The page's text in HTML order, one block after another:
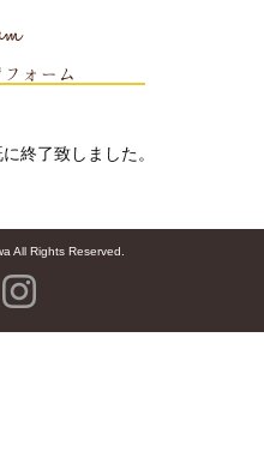
フォーム
終了致しました。
All Rights Reserved.